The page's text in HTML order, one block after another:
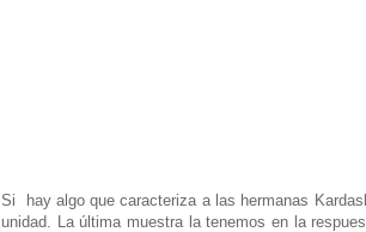
Si hay algo que caracteriza a las hermanas
unidad. La última muestra la tenemos en la